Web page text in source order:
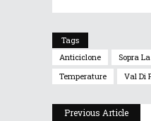
Tags
Anticiclone
Sopra
Temperature
Val Di
Previous Article